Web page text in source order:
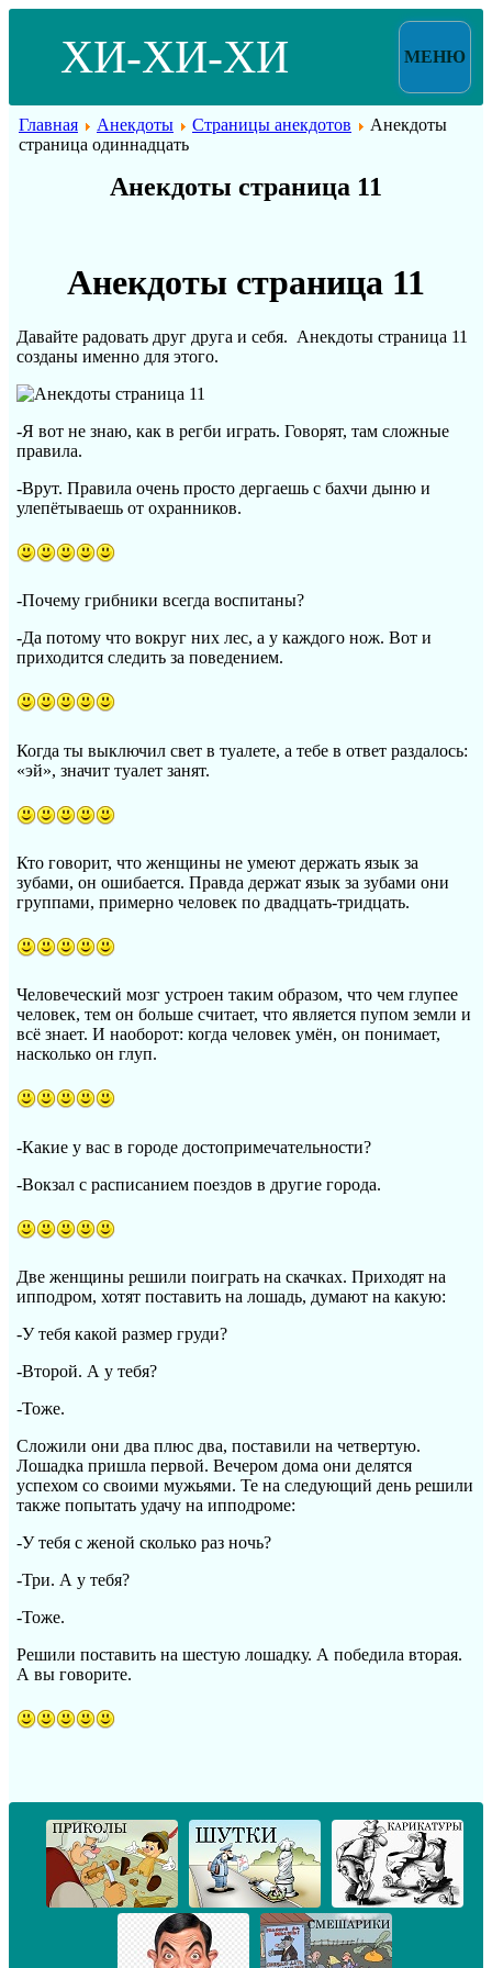
ХИ-ХИ-ХИ МЕНЮ
Главная Анекдоты Страницы анекдотов
Анекдоты
страница одиннадцать
Анекдоты страница 11
Анекдоты страница 11
Давайте радовать друг друга и себя. Анекдоты страница 11
созданы именно для этого.
-Я вот не знаю, как в регби играть. Говорят, там сложные
правила.
-Врут. Правила очень просто дергаешь с бахчи дыню и
улепётываешь от охранников.
-Почему грибники всегда воспитаны?
-Да потому что вокруг них лес, а у каждого нож. Вот и
приходится следить за поведением.
Когда ты выключил свет в туалете, а тебе в ответ раздалось:
«эй», значит туалет занят.
Кто говорит, что женщины не умеют держать язык за
зубами, он ошибается. Правда держат язык за зубами они
группами, примерно человек по двадцать-тридцать.
Человеческий мозг устроен таким образом, что чем глупее
человек, тем он больше считает, что является пупом земли и
всё знает. И наоборот: когда человек умён, он понимает,
насколько он глуп.
-Какие у вас в городе достопримечательности?
-Вокзал с расписанием поездов в другие города.
Две женщины решили поиграть на скачках. Приходят на
ипподром, хотят поставить на лошадь, думают на какую:
-У тебя какой размер груди?
-Второй. А у тебя?
-Тоже.
Сложили они два плюс два, поставили на четвертую.
Лошадка пришла первой. Вечером дома они делятся
успехом со своими мужьями. Те на следующий день решили
также попытать удачу на ипподроме:
-У тебя с женой сколько раз ночь?
-Три. А у тебя?
-Тоже.
Решили поставить на шестую лошадку. А победила вторая.
А вы говорите.